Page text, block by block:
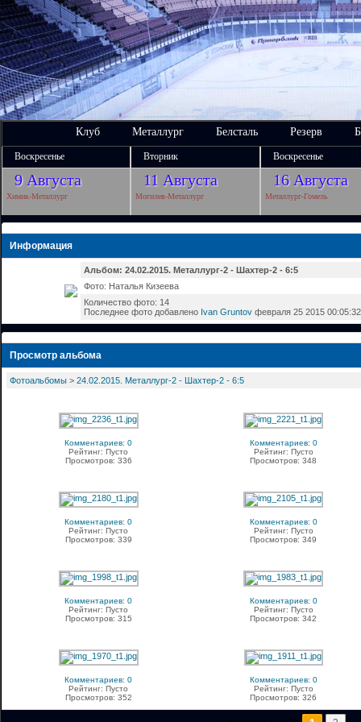
Клуб Металлург Белсталь Резерв
Воскресенье Вторник Воскресенье
9 Августа 11 Августа 16 Августа
Химик-Металлург Могилев-Металлург Металлург-Гомель
Информация
Альбом: 24.02.2015. Металлург-2 - Шахтер-2 - 6:5
Фото: Наталья Кизеева
Количество фото: 14
Последнее фото добавлено Ivan Gruntov февраля 25 2015 00:05:32
Просмотр альбома
Фотоальбомы > 24.02.2015. Металлург-2 - Шахтер-2 - 6:5
Комментариев: 0
Рейтинг: Пусто
Просмотров: 336
Комментариев: 0
Рейтинг: Пусто
Просмотров: 348
Комментариев: 0
Рейтинг: Пусто
Просмотров: 339
Комментариев: 0
Рейтинг: Пусто
Просмотров: 349
Комментариев: 0
Рейтинг: Пусто
Просмотров: 315
Комментариев: 0
Рейтинг: Пусто
Просмотров: 342
Комментариев: 0
Рейтинг: Пусто
Просмотров: 352
Комментариев: 0
Рейтинг: Пусто
Просмотров: 326